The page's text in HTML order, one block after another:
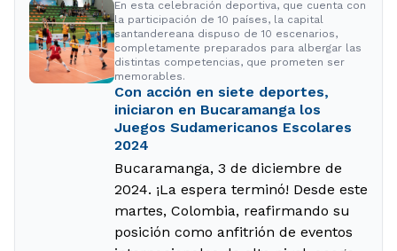
En esta celebración deportiva, que cuenta con
la participación de 10 países, la capital
santandereana dispuso de 10 escenarios,
completamente preparados para albergar las
distintas competencias, que prometen ser
memorables.
Con acción en siete deportes,
iniciaron en Bucaramanga los
Juegos Sudamericanos Escolares
2024
Bucaramanga, 3 de diciembre de
2024. ¡La espera terminó! Desde este
martes, Colombia, reafirmando su
posición como anfitrión de eventos